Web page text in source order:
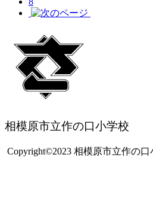
相模原市立作の口小学校
Copyright©2023 相模原市立作の口